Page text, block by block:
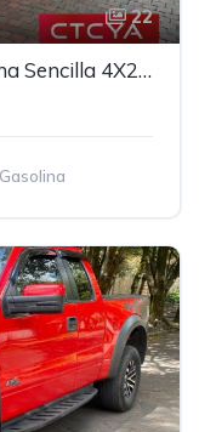
22
Chevrolet LUV D-MAX 2.5 Cabina Sencilla 4X2 Mt
Gasolina